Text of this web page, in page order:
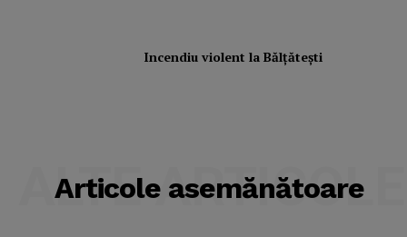
Incendiu violent la Bălţăteşti
Articole asemănătoare
ALTE ARTICOLE